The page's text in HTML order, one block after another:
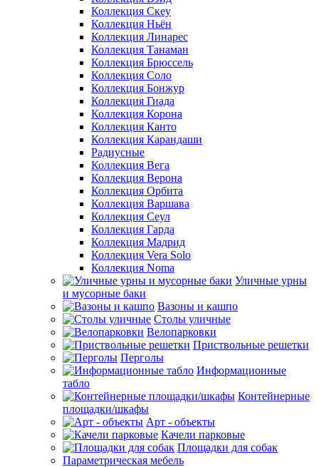
Коллекция Скеу
Коллекция Ньён
Коллекция Линарес
Коллекция Танаман
Коллекция Брюссель
Коллекция Соло
Коллекция Бонжур
Коллекция Гиада
Коллекция Корона
Коллекция Канто
Коллекция Карандаши
Радиусные
Коллекция Вега
Коллекция Верона
Коллекция Орбита
Коллекция Варшава
Коллекция Сеул
Коллекция Гарда
Коллекция Мадрид
Коллекция Vera Solo
Коллекция Noma
Уличные урны
и мусорные баки
Вазоны и кашпо
Столы уличные
Велопарковки
Приствольные решетки
Перголы
Информационные
табло
Контейнерные
площадки/шкафы
Арт - объекты
Качели парковые
Площадки для собак
Параметрическая мебель